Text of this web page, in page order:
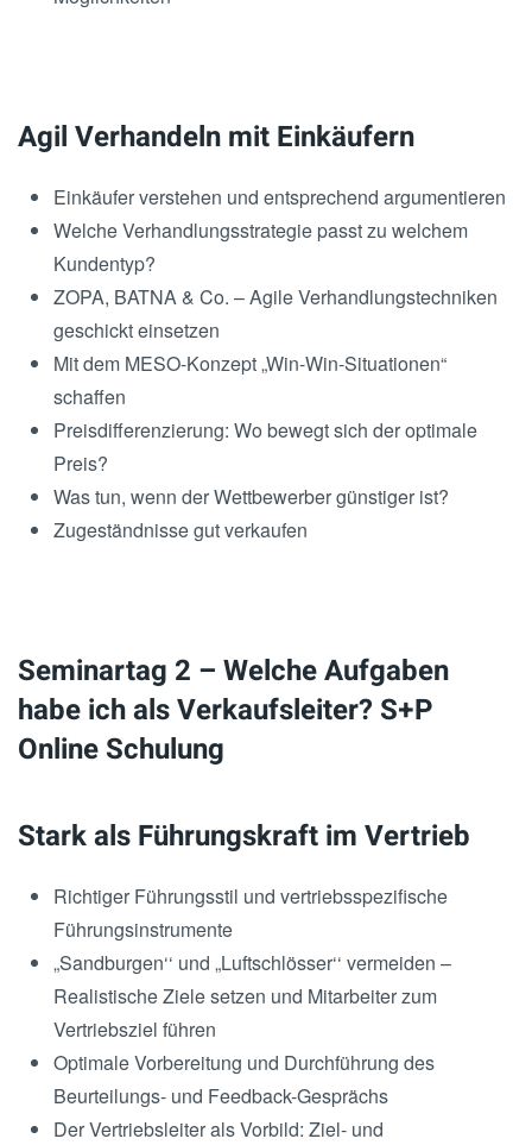
Agil Verhandeln mit Einkäufern
Einkäufer verstehen und entsprechend argumentieren
Welche Verhandlungsstrategie passt zu welchem
Kundentyp?
ZOPA, BATNA & Co. – Agile Verhandlungstechniken
geschickt einsetzen
Mit dem MESO-Konzept „Win-Win-Situationen“
schaffen
Preisdifferenzierung: Wo bewegt sich der optimale
Preis?
Was tun, wenn der Wettbewerber günstiger ist?
Zugeständnisse gut verkaufen
Seminartag 2 – Welche Aufgaben
habe ich als Verkaufsleiter? S+P
Online Schulung
Stark als Führungskraft im Vertrieb
Richtiger Führungsstil und vertriebsspezifische
Führungsinstrumente
„Sandburgen‘‘ und „Luftschlösser‘‘ vermeiden –
Realistische Ziele setzen und Mitarbeiter zum
Vertriebsziel führen
Optimale Vorbereitung und Durchführung des
Beurteilungs- und Feedback-Gesprächs
Der Vertriebsleiter als Vorbild: Ziel- und